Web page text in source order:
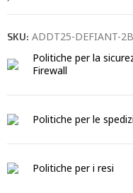
SKU: ADDT25-DEFIANT-
Politiche per la
Firewall
Politiche per le
Politiche per i resi